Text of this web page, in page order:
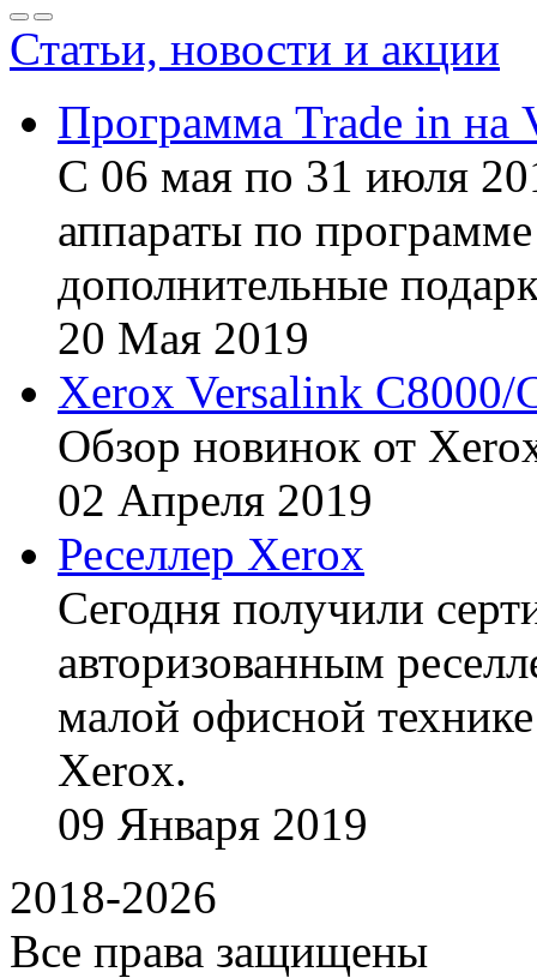
Статьи, новости и акции
Программа Trade in на
С 06 мая по 31 июля
аппараты по
дополнительные
20 Мая 2019
Xerox Versalink C8000/
Обзор новинок от
02 Апреля 2019
Реселлер Xerox
Сегодня получили
авторизованным
малой офисной
Xerox.
09 Января 2019
2018-2026
Все права защищены